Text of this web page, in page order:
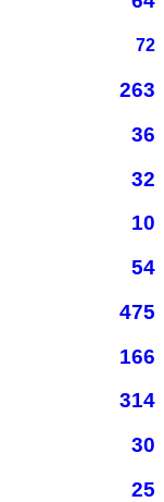
72
263
36
32
10
54
475
166
314
30
25